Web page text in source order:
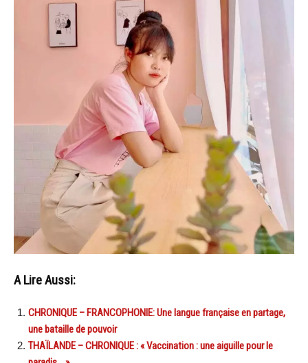
A Lire Aussi:
CHRONIQUE – FRANCOPHONIE: Une langue française en partage,
une bataille de pouvoir
THAÏLANDE – CHRONIQUE : « Vaccination : une aiguille pour le